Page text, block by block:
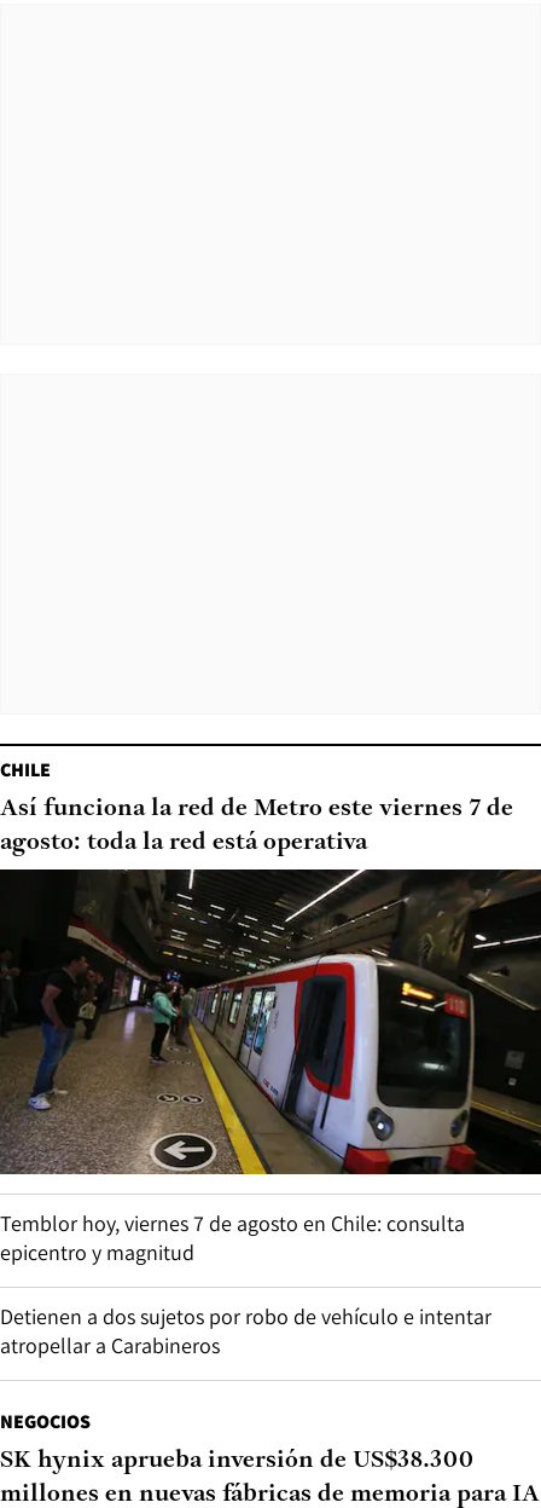
CHILE
Así funciona la red de Metro este viernes 7 de
agosto: toda la red está operativa
Temblor hoy, viernes 7 de agosto en Chile: consulta
epicentro y magnitud
Detienen a dos sujetos por robo de vehículo e intentar
atropellar a Carabineros
NEGOCIOS
SK hynix aprueba inversión de US$38.300
millones en nuevas fábricas de memoria para IA